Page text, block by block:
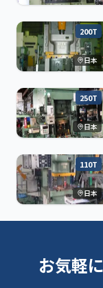
200T
日本
250T
日本
110T
日本
お気軽